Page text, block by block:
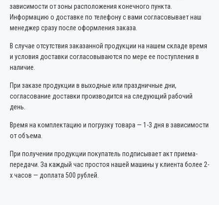
зависимости от зоны расположения конечного пункта.
Информацию о доставке по телефону с вами согласовывает наш
менеджер сразу после оформления заказа.
В случае отсутствия заказанной продукции на нашем складе время
и условия доставки согласовываются по мере ее поступления в
наличие.
При заказе продукции в выходные или праздничные дни,
согласование доставки производится на следующий рабочий
день.
Время на комплектацию и погрузку товара — 1-3 дня в зависимости
от объема.
При получении продукции покупатель подписывает акт приема-
передачи. За каждый час простоя нашей машины у клиента более 2-
х часов — доплата 500 рублей.